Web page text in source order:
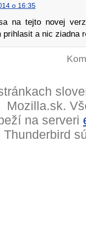
o 16:35
na tejto novej
prihlasit a nic ziadna
Mozilla.sk.
na serveri
Thunderbird